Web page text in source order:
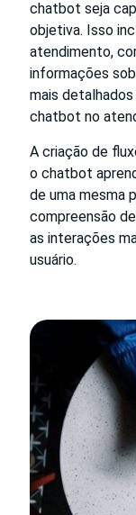
chatbot seja
objetiva. Isso
atendimento,
informações
mais
chatbot no
A criação de
o chatbot
de uma mesma
compreensão
as interações
usuário.